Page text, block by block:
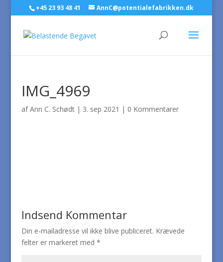
+45 23 93 48 41 AnnC@potentialefabrikken.dk
IMG_4969
afAnn C. Schødt| 3. sep 2021 | 0 Kommentarer
Indsend Kommentar
Din e-mailadresse vil ikke blive publiceret. Krævede
felter er markeret med *